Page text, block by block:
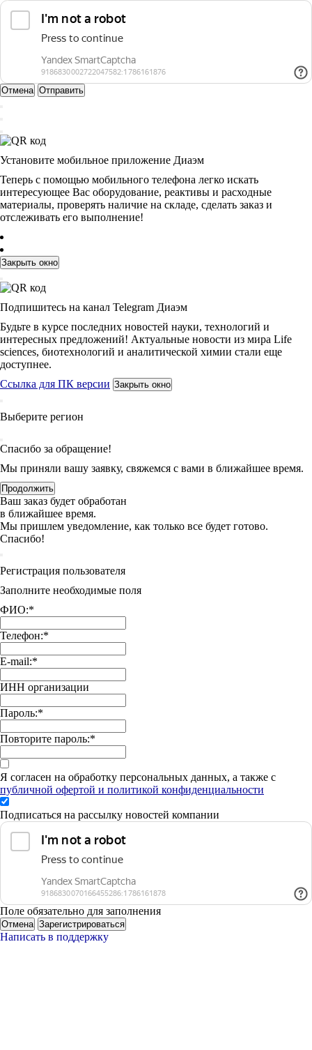
Отмена Отправить
Установите мобильное приложение Диаэм
Теперь с помощью мобильного телефона легко искать
интересующее Вас оборудование, реактивы и расходные
материалы, проверять наличие на складе, сделать заказ и
отслеживать его выполнение!
Закрыть окно
Подпишитесь на канал Telegram Диаэм
Будьте в курсе последних новостей науки, технологий и
интересных предложений! Актуальные новости из мира Life
sciences, биотехнологий и аналитической химии стали еще
доступнее.
Ссылка для ПК версии Закрыть окно
Выберите регион
Спасибо за обращение!
Мы приняли вашу заявку, свяжемся с вами в ближайшее время.
Продолжить
Ваш заказ будет обработан
в ближайшее время.
Мы пришлем уведомление, как только все будет готово.
Спасибо!
Регистрация пользователя
Заполните необходимые поля
ФИО:*
Телефон:*
E-mail:*
ИНН организации
Пароль:*
Повторите пароль:*
Я согласен на обработку персональных данных, а также с
публичной офертой и политикой конфиденциальности
Подписаться на рассылку новостей компании
Поле обязательно для заполнения
Отмена Зарегистрироваться
Написать в поддержку